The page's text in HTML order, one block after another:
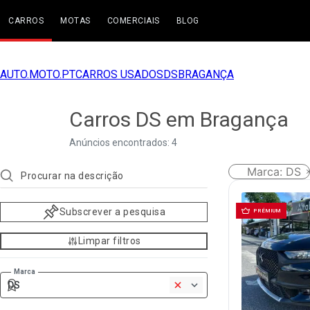
CARROS MOTAS COMERCIAIS BLOG
AUTO.MOTO.PTCARROS USADOSDSBRAGANÇA
Carros DS em Bragança
Anúncios encontrados: 4
Subscrever a pesquisa
Limpar filtros
Marca
DS
Marca: DS
PRÉMIUM